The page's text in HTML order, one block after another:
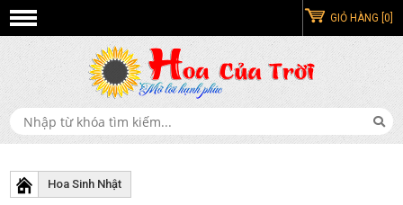
GIỎ HÀNG [0]
Hoa Sinh Nhật